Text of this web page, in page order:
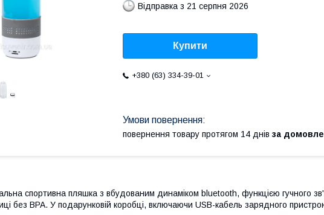
Відправка з 21 серпня 2026
Купити
+380 (63) 334-39-01
повернення товару протягом 14 днів за
спортивна пляшка з вбудованим динаміком bluetooth, функцією гучного
без BPA. У подарунковій коробці, включаючи USB-кабель зарядного